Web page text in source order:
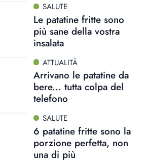
SALUTE
Le patatine fritte sono
più sane della vostra
insalata
ATTUALITÀ
Arrivano le patatine da
bere... tutta colpa del
telefono
SALUTE
6 patatine fritte sono la
porzione perfetta, non
una di più